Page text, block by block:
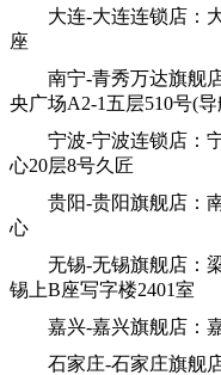
大连-大连连锁店：
座
南宁-青秀万达旗舰
央广场A2-1五层510号(
宁波-宁波连锁店：
心20层8号久匠
贵阳-贵阳旗舰店：
心
无锡-无锡旗舰店：
锡上B座写字楼2401室
嘉兴-嘉兴旗舰店：
石家庄-石家庄旗舰